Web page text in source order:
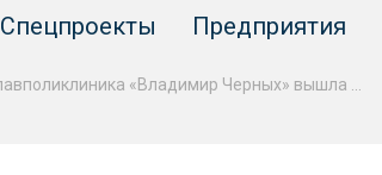
Спецпроекты Предприятия